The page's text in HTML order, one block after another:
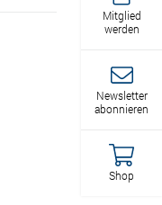
Mitglied
werden
Newsletter
abonnieren
Shop